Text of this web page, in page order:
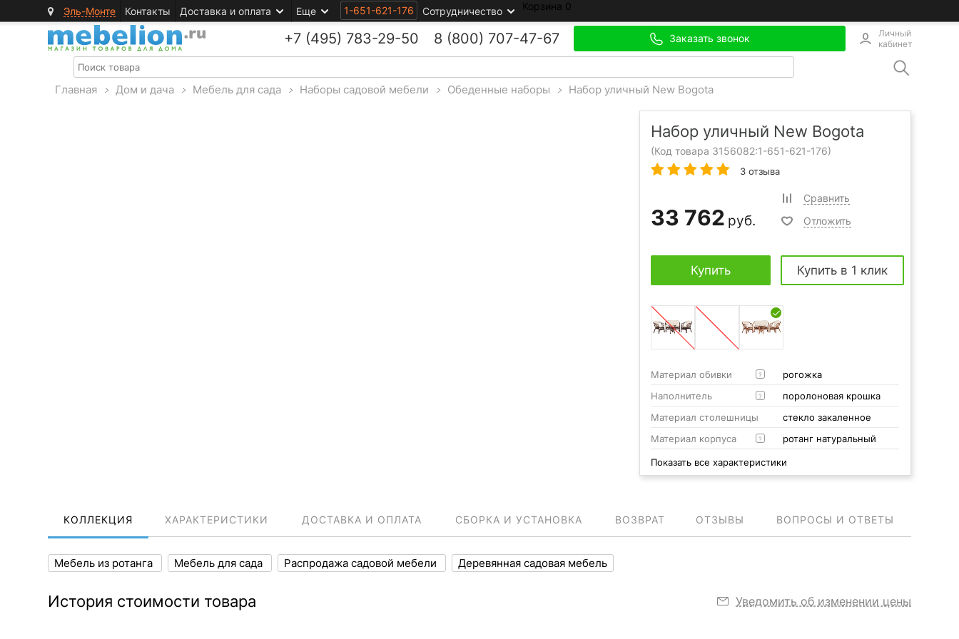
Эль-Монте Контакты Доставка и оплата Еще 1-651-621-176 Сотрудничество Корзина 0
+7 (495) 783-29-50 8 (800) 707-47-67 Заказать звонок
Личный
кабинет
Главная > Дом и дача > Мебель для сада > Наборы садовой мебели > Обеденные наборы > Набор уличный New Bogota
Набор уличный New Bogota
(Код товара 3156082:1-651-621-176)
3 отзыва
33 762 руб.
Сравнить
Отложить
Купить Купить в 1 клик
Материал обивки ?
рогожка
Наполнитель
?
поролоновая крошка
Материал столешницы
стекло закаленное
Материал корпуса
? ротанг натуральный
Показать все характеристики
КОЛЛЕКЦИЯ ХАРАКТЕРИСТИКИ ДОСТАВКА И ОПЛАТА СБОРКА И УСТАНОВКА ВОЗВРАТ ОТЗЫВЫ ВОПРОСЫ И ОТВЕТЫ
Мебель из ротанга Мебель для сада Распродажа садовой мебели Деревянная садовая мебель
История стоимости товара Уведомить об изменении цены